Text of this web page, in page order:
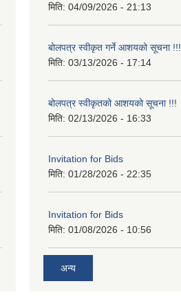
मिति: 04/09/2026 - 21:13
बोलपत्र स्वीकृत गर्ने आशयको सूचना !!!
मिति: 03/13/2026 - 17:14
बोलपत्र स्वीकृतको आशयको सूचना !!!
मिति: 02/13/2026 - 16:33
Invitation for Bids
मिति: 01/28/2026 - 22:35
Invitation for Bids
मिति: 01/08/2026 - 10:56
अन्य